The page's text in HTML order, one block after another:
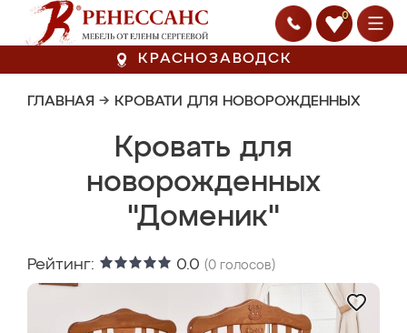
0
КРАСНОЗАВОДСК
ГЛАВНАЯ → КРОВАТИ ДЛЯ НОВОРОЖДЕННЫХ
Кровать для
новорожденных
"Доменик"
Рейтинг: 0.0 (0 голосов)